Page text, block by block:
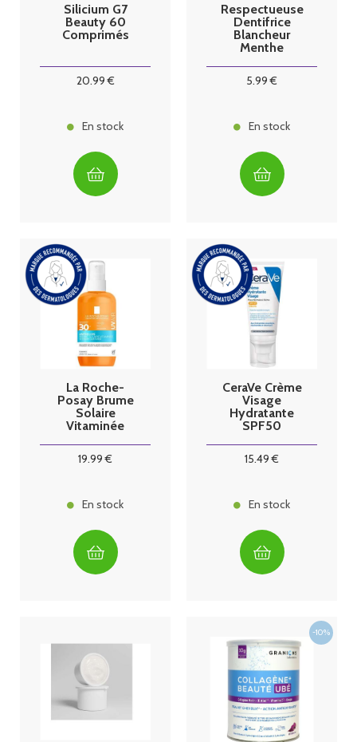
Silicium G7
Beauty 60
Comprimés
20.99€
En stock
Respectueuse
Dentifrice
Blancheur
Menthe
5.99 €
En stock
La Roche-
Posay Brume
Solaire
Vitaminée
200ml
19.99 €
En stock
CeraVe Crème
Visage
Hydratante
SPF50
15.49 €
En stock